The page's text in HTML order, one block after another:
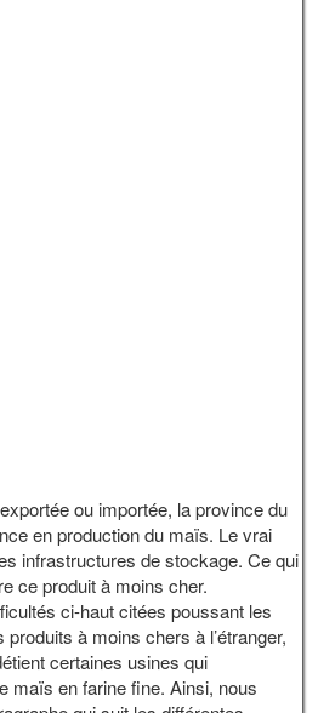
ou importée, la province du
en production du maïs. Le vrai
infrastructures de stockage. Ce qui
ce produit à moins cher.
ci-haut citées poussant les
à moins chers à l’étranger,
certaines usines qui
maïs en farine fine. Ainsi, nous